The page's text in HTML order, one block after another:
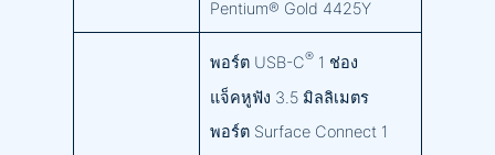
Pentium® Gold 4425Y
พอร์ต USB-C®1 ช่อง
แจ็คหูฟัง 3.5 มิลลิเมตร
พอร์ต Surface Connect 1